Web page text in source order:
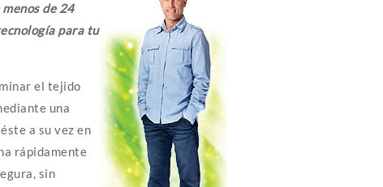
de 24
para tu
el tejido
una
a su vez en
rápidamente
sin